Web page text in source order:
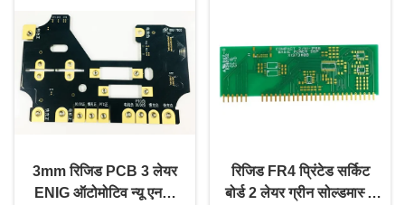
3mm रिजिड PCB 3 लेयर
ENIG ऑटोमोटिव न्यू एनर्जी
रिजिड FR4 प्रिंटेड सर्किट
बोर्ड 2 लेयर ग्रीन सोल्डमास्क